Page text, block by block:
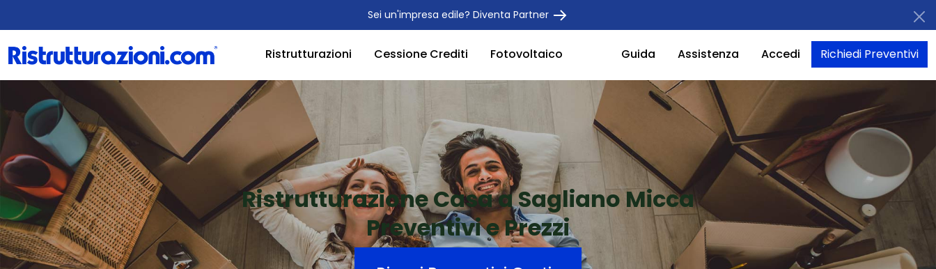
Sei un'impresa edile? Diventa Partner
Ristrutturazioni Cessione Crediti Fotovoltaico Guida Assistenza Accedi Richiedi Preventivi
Ristrutturazione Casa a Sagliano Micca
Preventivi e Prezzi